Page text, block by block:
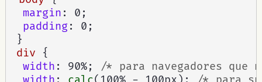
margin : 0 ;
padding : 0 ;
}
div
{
width : 90%;
/* para navegadores que